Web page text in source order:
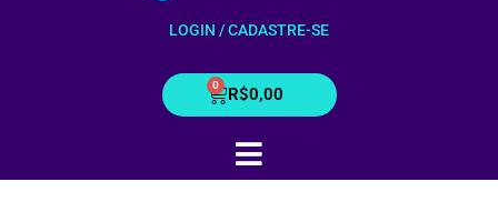
LOGIN / CADASTRE-SE
R$0,00